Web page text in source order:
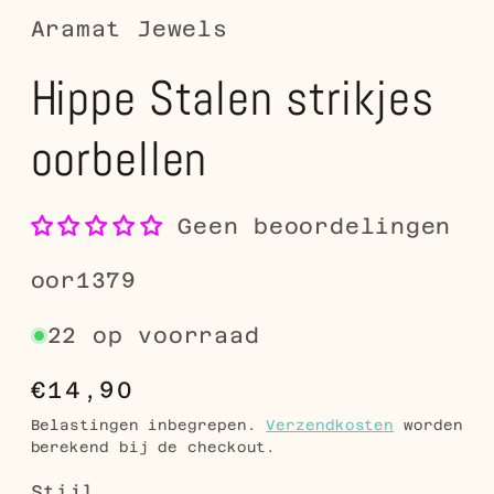
Aramat Jewels
Hippe Stalen strikjes
oorbellen
Geen beoordelingen
SKU:
oor1379
22 op voorraad
Normale
prijs
€14,90
Belastingen inbegrepen.Verzendkosten worden
berekend bij de checkout.